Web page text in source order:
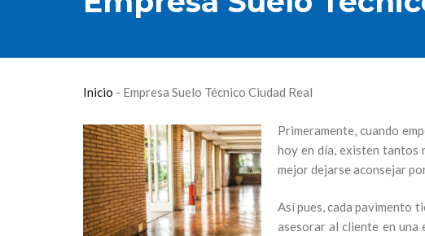
Inicio - Empresa Suelo Técnico Ciudad Real
Primeramente, cuando
hoy en día, existen tantos
mejor dejarse aconsejar
Así pues, cada pavimento
asesorar al cliente en una